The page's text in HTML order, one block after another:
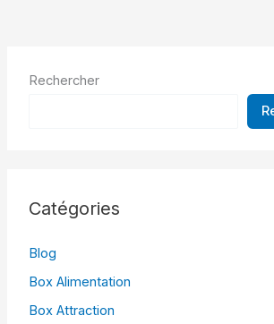
Rechercher
Catégories
Blog
Box Alimentation
Box Attraction